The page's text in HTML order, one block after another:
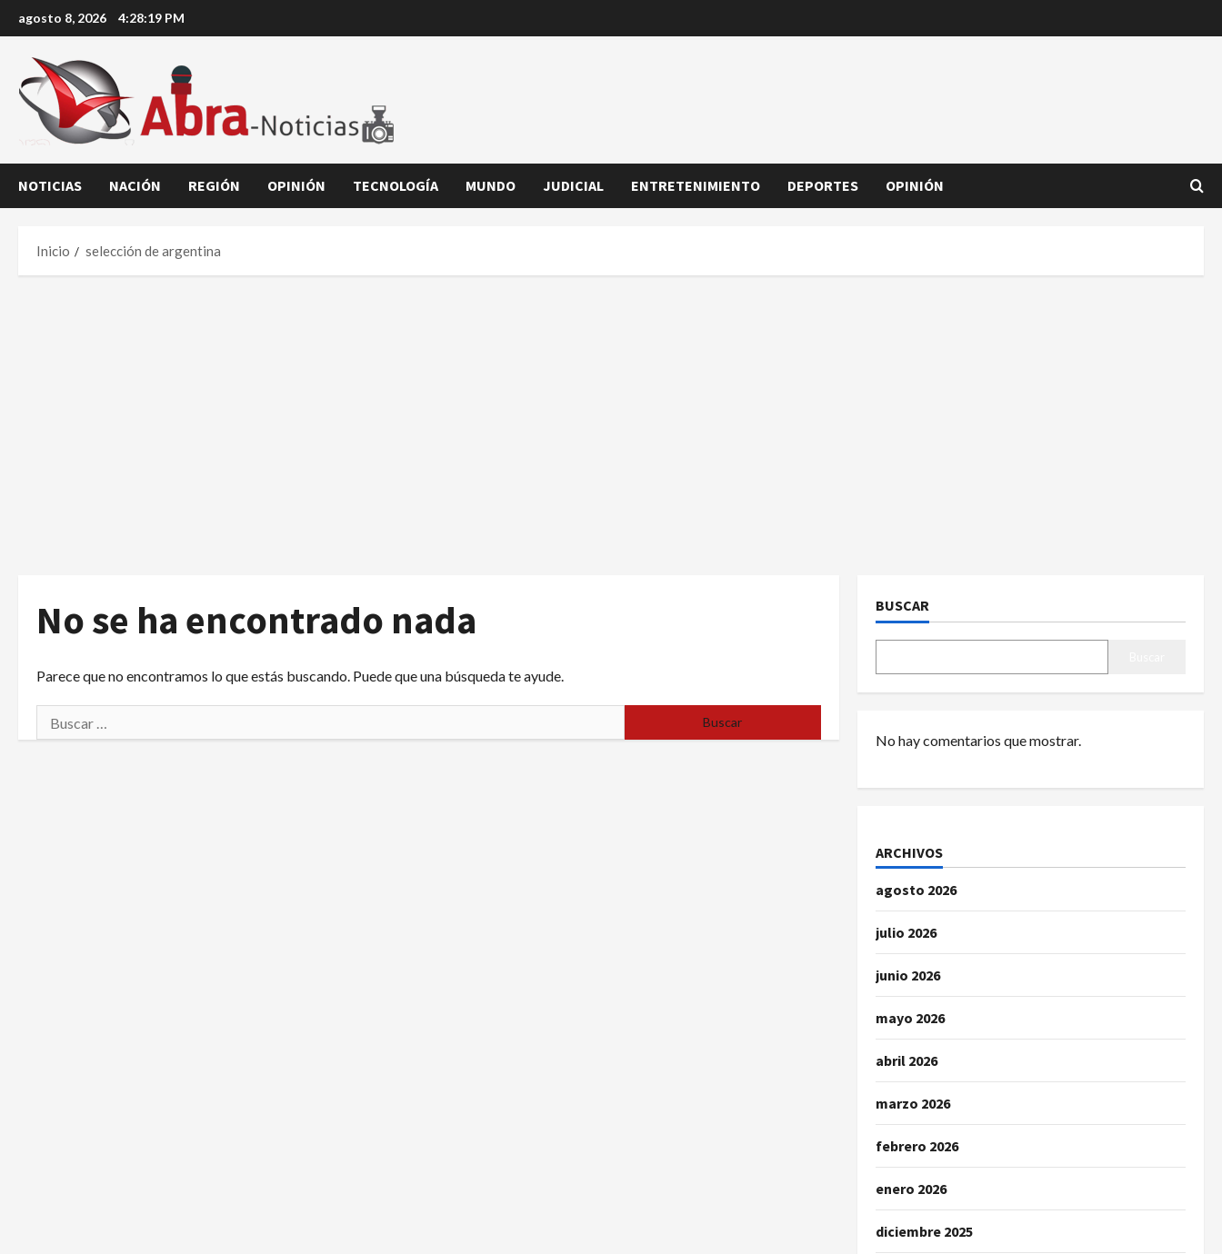
al
contenido
agosto 8, 2026 4:28:20 PM
NOTICIAS NACIÓN REGIÓN OPINIÓN TECNOLOGÍA MUNDO JUDICIAL ENTRETENIMIENTO DEPORTES OPINIÓN
Inicio selección de argentina
No se ha encontrado nada
Parece que no encontramos lo que estás buscando. Puede que una búsqueda te ayude.
Buscar:
BUSCAR
No hay comentarios que mostrar.
ARCHIVOS
agosto 2026
julio 2026
junio 2026
mayo 2026
abril 2026
marzo 2026
febrero 2026
enero 2026
diciembre 2025